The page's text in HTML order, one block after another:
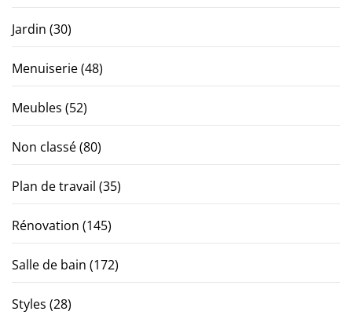
Jardin (30)
Menuiserie(48)
Meubles (52)
Non classé(80)
Plan de travail (35)
Rénovation (145)
Salle de bain (172)
Styles (28)